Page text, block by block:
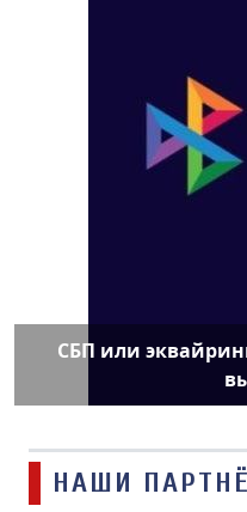
СБП или
НАШИ